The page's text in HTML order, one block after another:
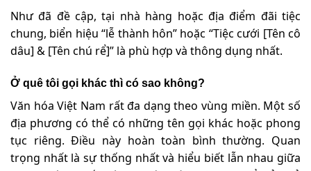
Như đã đề cập, tại nhà hàng hoặc địa điểm đãi tiệc
chung, biển hiệu “lễ thành hôn” hoặc “Tiệc cưới [Tên cô
dâu] & [Tên chú rể]” là phù hợp và thông dụng nhất.
Ở quê tôi gọi khác thì có sao không?
Văn hóa Việt Nam rất đa dạng theo vùng miền. Một số
địa phương có thể có những tên gọi khác hoặc phong
tục riêng. Điều này hoàn toàn bình thường. Quan
trọng nhất là sự thống nhất và hiểu biết lẫn nhau giữa